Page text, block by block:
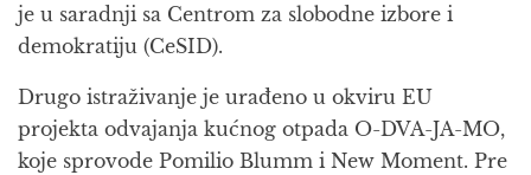
je u saradnji sa Centrom za slobodne izbore i
demokratiju (CeSID).
Drugo istraživanje je urađeno u okviru EU
projekta odvajanja kućnog otpada O-DVA-JA-MO,
koje sprovode Pomilio Blumm i New Moment. Pre